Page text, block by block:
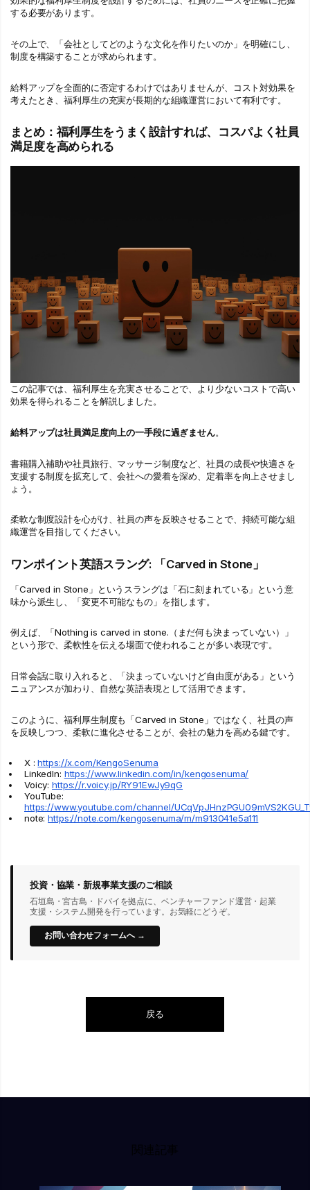
する必要があります。
その上で、「会社としてどのような文化を作りたいのか」を明確にし、
制度を構築することが求められます。
給料アップを全面的に否定するわけではありませんが、コスト対効果を
考えたとき、福利厚生の充実が長期的な組織運営において有利です。
まとめ：福利厚生をうまく設計すれば、コスパよく社員
満足度を高められる
この記事では、福利厚生を充実させることで、より少ないコストで高い
効果を得られることを解説しました。
給料アップは社員満足度向上の一手段に過ぎません。
書籍購入補助や社員旅行、マッサージ制度など、社員の成長や快適さを
支援する制度を拡充して、会社への愛着を深め、定着率を向上させまし
ょう。
柔軟な制度設計を心がけ、社員の声を反映させることで、持続可能な組
織運営を目指してください。
ワンポイント英語スラング: 「Carved in Stone」
「Carved in Stone」というスラングは「石に刻まれている」という意
味から派生し、「変更不可能なもの」を指します。
例えば、「Nothing is carved in stone.（まだ何も決まっていない）」
という形で、柔軟性を伝える場面で使われることが多い表現です。
日常会話に取り入れると、「決まっていないけど自由度がある」という
ニュアンスが加わり、自然な英語表現として活用できます。
このように、福利厚生制度も「Carved in Stone」ではなく、社員の声
を反映しつつ、柔軟に進化させることが、会社の魅力を高める鍵です。
X :https://x.com/KengoSenuma
LinkedIn: https://www.linkedin.com/in/kengosenuma/
Voicy:https://r.voicy.jp/RY91EwJy9qG
YouTube:
https://www.youtube.com/channel/
note:https://note.com/kengosenuma/m/m913041e5a111
投資・協業・新規事業支援のご相談
石垣島・宮古島・ドバイを拠点に、ベンチャーファンド運営・起業
支援・システム開発を行っています。お気軽にどうぞ。
お問い合わせフォームへ →
戻る
関連記事